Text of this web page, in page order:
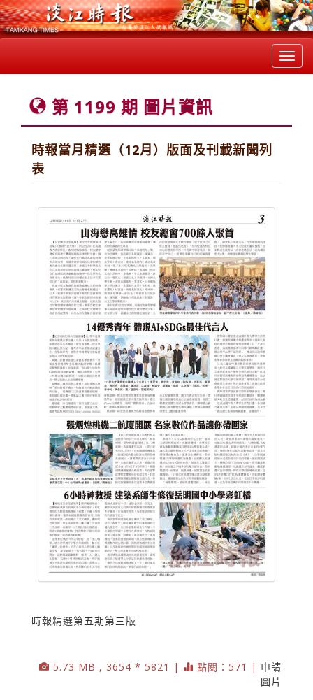
第 1199 期 圖片資訊
時報當月精選（12月）版面及刊載新聞列
表
時報精選第五期第三版
5.73 MB , 3654 * 5821 | 點閱：571 | 申請
圖片